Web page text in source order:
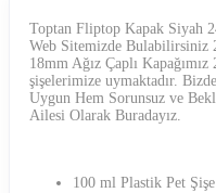
Toptan Fliptop Kapak Siyah
Web Sitemizde
18mm Ağız Çaplı
şişelerimize uymaktadır.
Uygun Hem Sorunsuz ve
Ailesi Olarak Buradayız.
100 ml Plastik Pet Şişe